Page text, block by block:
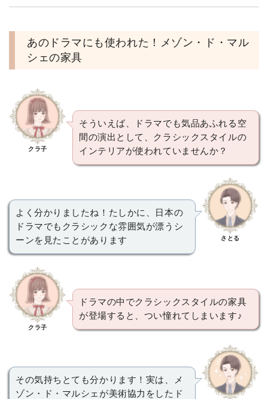
あのドラマにも使われた！メゾン・ド・マル
シェの家具
クラ子
そういえば、ドラマでも気品あふれる空
間の演出として、クラシックスタイルの
インテリアが使われていませんか？
よく分かりましたね！たしかに、日本の
ドラマでもクラシックな雰囲気が漂うシ
ーンを見たことがあります
さとる
クラ子
ドラマの中でクラシックスタイルの家具
が登場すると、つい憧れてしまいます♪
その気持ちとても分かります！実は、メ
ゾン・ド・マルシェが美術協力をしたド